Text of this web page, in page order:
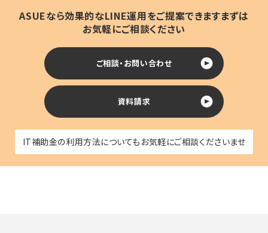
ASUEなら効果的なLINE運用をご提案できますまずは
お気軽にご相談ください
ご相談・お問い合わせ
資料請求
IT補助金の利用方法についてもお気軽にご相談くださいませ